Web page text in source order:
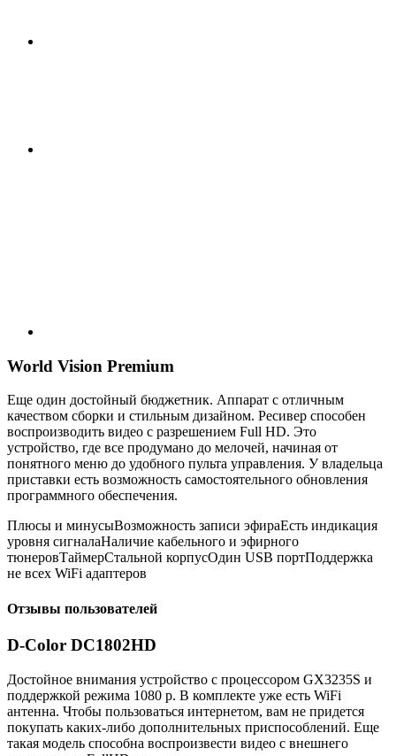
World Vision Premium
Еще один достойный бюджетник. Аппарат с отличным
качеством сборки и стильным дизайном. Ресивер способен
воспроизводить видео с разрешением Full HD. Это
устройство, где все продумано до мелочей, начиная от
понятного меню до удобного пульта управления. У владельца
приставки есть возможность самостоятельного обновления
программного обеспечения.
Плюсы и минусыВозможность записи эфираЕсть индикация
уровня сигналаНаличие кабельного и эфирного
тюнеровТаймерСтальной корпусОдин USB портПоддержка
не всех WiFi адаптеров
Отзывы пользователей
D-Color DC1802HD
Достойное внимания устройство с процессором GX3235S и
поддержкой режима 1080 р. В комплекте уже есть WiFi
антенна. Чтобы пользоваться интернетом, вам не придется
покупать каких-либо дополнительных приспособлений. Еще
такая модель способна воспроизвести видео с внешнего